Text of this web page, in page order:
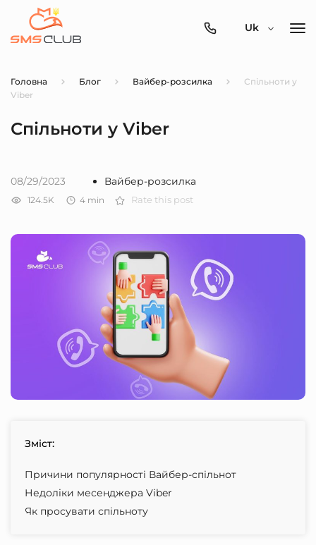
0800-
Uk
Головна Блог Вайбер-розсилка
Спільноти у
Viber
Спільноти у Viber
08/29/2023 Вайбер-розсилка
124.5K 4 min Rate this post
Зміст:
Причини популярності Вайбер-спільнот
Недоліки месенджера Viber
Як просувати спільноту